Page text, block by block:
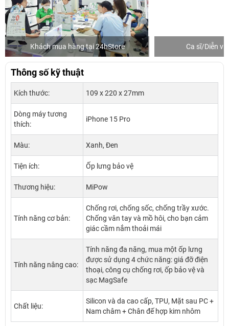
Khách mua hàng tại 24hStore Ca sĩ/Diễn
Thông số kỹ thuật
Kích thước: 109 x 220 x 27mm
Dòng máy tương
thích:
iPhone 15 Pro
Màu: Xanh, Đen
Tiện ích: Ốp lưng bảo vệ
Thương hiệu: MiPow
Tính năng cơ bản:
Chống rơi, chống sốc, chống trầy xước.
Chống vân tay và mồ hôi, cho bạn cảm
giác cầm nắm thoải mái
Tính năng nâng cao:
Tính năng đa năng, mua một ốp lưng
được sử dụng 4 chức năng: giá đỡ điện
thoại, công cụ chống rơi, ốp bảo vệ và
sạc MagSafe
Chất liệu:
Silicon và da cao cấp, TPU, Mặt sau PC +
Nam châm + Chân đế hợp kim nhôm